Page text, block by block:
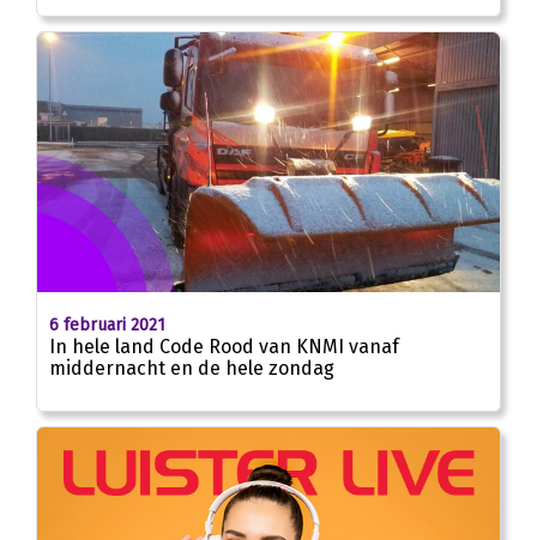
6 februari 2021
In hele land Code Rood van KNMI vanaf
middernacht en de hele zondag